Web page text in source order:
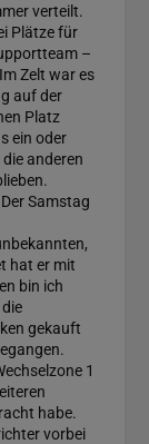
verteilt.
Plätze für
–
Zelt war es
auf der
Platz
ein oder
anderen
Samstag
hat er mit
bin ich
gekauft
1
habe.
vorbei